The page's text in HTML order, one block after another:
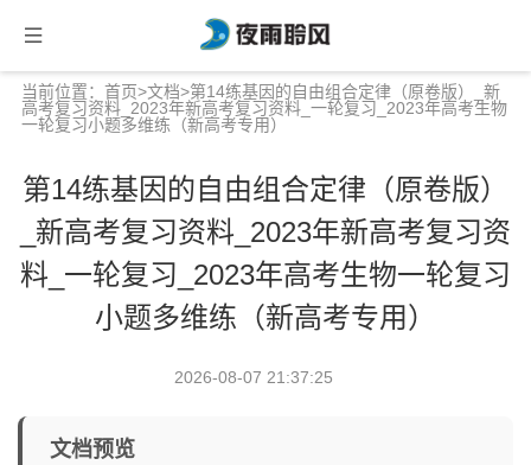
当前位置： 首页>文档>第14练基因的自由组合定律（原卷版）_新
高考复习资料_2023年新高考复习资料_一轮复习_2023年高考生物
一轮复习小题多维练（新高考专用）
第14练基因的自由组合定律（原卷版）
_新高考复习资料_2023年新高考复习资
料_一轮复习_2023年高考生物一轮复习
小题多维练（新高考专用）
2026-08-07 21:37:25
文档预览